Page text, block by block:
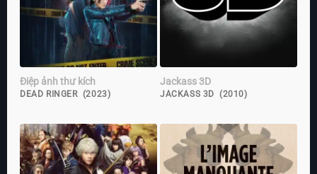
Điệp ảnh thư kích
DEAD RINGER (2023)
Jackass 3D
JACKASS 3D (2010)